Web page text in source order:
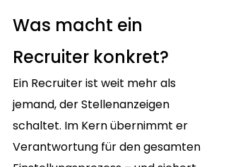
Was macht ein
Recruiter konkret?
Ein Recruiter ist weit mehr als
jemand, der Stellenanzeigen
schaltet. Im Kern übernimmt er
Verantwortung für den gesamten